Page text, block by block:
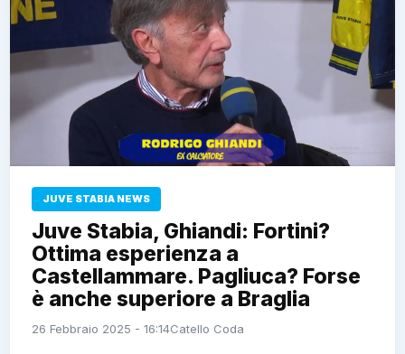
JUVE STABIA NEWS
Juve Stabia, Ghiandi: Fortini?
Ottima esperienza a
Castellammare. Pagliuca? Forse
è anche superiore a Braglia
26 Febbraio 2025 - 16:14Catello Coda